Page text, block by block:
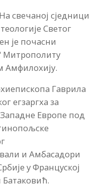
свечаној сједници
Светог
је почасни
Митрополиту
Амфилохију.
Гаврила
егзаргха за
Европе под
и Амбасадори
у Француској